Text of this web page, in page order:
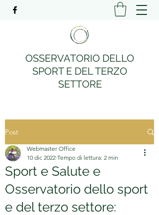
OSSERVATORIO DELLO
SPORT E DEL TERZO
SETTORE
Post
Sport e Salute e
Osservatorio dello sport
e del terzo settore:
Webmaster Office
10 dic 2022 Tempo di lettura: 2 min